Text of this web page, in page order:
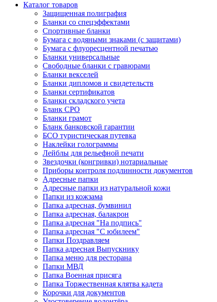
Каталог товаров
Защищенная полиграфия
Бланки со спецэффектами
Спортивные бланки
Бумага с водяными знаками (с защитами)
Бумага с флуоресцентной печатью
Бланки универсальные
Свободные бланки с гравюрами
Бланки векселей
Бланки дипломов и свидетельств
Бланки сертификатов
Бланки складского учета
Бланк СРО
Бланки грамот
Бланк банковской гарантии
БСО туристическая путевка
Наклейки голограммы
Лейблы для рельефной печати
Звездочки (конгривки) нотариальные
Приборы контроля подлинности документов
Адресные папки
Адресные папки из натуральной кожи
Папки из кожзама
Папка адресная, бумвинил
Папка адресная, балакрон
Папка адресная "На подпись"
Папка адресная "C юбилеем"
Папки Поздравляем
Папка адресная Выпускнику
Папка меню для ресторана
Папки МВД
Папка Военная присяга
Папка Торжественная клятва кадета
Корочки для документов